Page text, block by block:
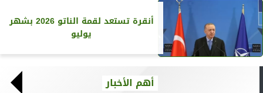
أنقرة تستعد لقمة الناتو 2026 بشهر
يوليو
أهم الأخبار